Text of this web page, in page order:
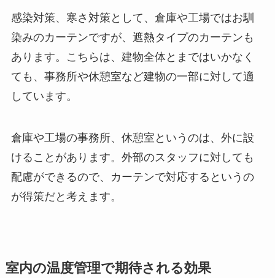
感染対策、寒さ対策として、倉庫や工場ではお馴
染みのカーテンですが、遮熱タイプのカーテンも
あります。こちらは、建物全体とまではいかなく
ても、事務所や休憩室など建物の一部に対して適
しています。
倉庫や工場の事務所、休憩室というのは、外に設
けることがあります。外部のスタッフに対しても
配慮ができるので、カーテンで対応するというの
が得策だと考えます。
室内の温度管理で期待される効果